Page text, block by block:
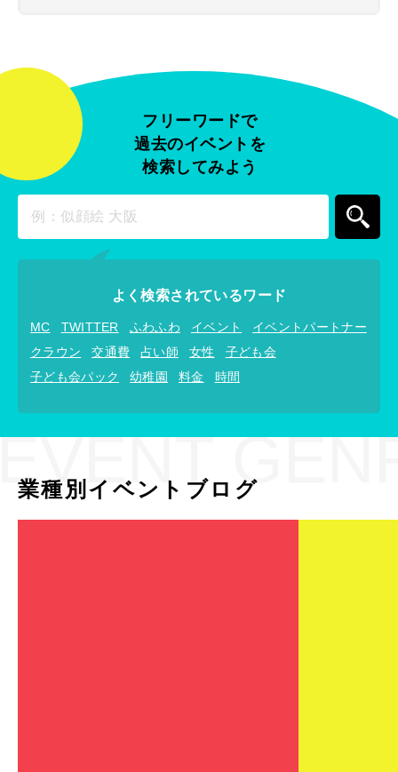
フリーワードで
過去のイベントを
検索してみよう
よく検索されているワード
MC TWITTER ふわふわ イベント
イベントパートナー
クラウン
交通費 占い師 女性
子ども会
子ども会パック
幼稚園 料金 時間
業種別イベントブログ